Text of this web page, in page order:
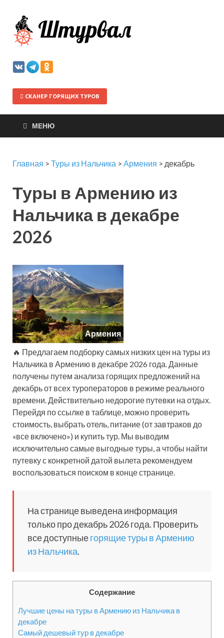
СКАНЕР ГОРЯЩИХ ТУРОВ
МЕНЮ
Главная > Туры из Нальчика > Армения > декабрь
Туры в Армению из
Нальчика в декабре
2026
Армения
🔥 Предлагаем подборку самых низких цен на туры из
Нальчика в Армению в декабре 2026 года. Данные
получены путем анализа горящих предложений на
декабрь от всех туроператоров в режиме реального
времени. Действительно недорогие путевки на отдых.
Перейдя по ссылке в таблице, можно проверить
стоимость, выбрать отель, питание (от завтраков до
«все включено») и купить тур. Мы выводим
исключительно самые выгодные туры, а чтобы найти
путевку с конкретной датой вылета рекомендуем
воспользоваться поиском в конце странице.
На странице выведена информация
только про декабрь 2026 года. Проверить
все доступныегорящие туры в Армению
из Нальчика.
Содержание
Лучшие цены на туры в Армению из Нальчика в
декабре
Самый дешевый тур в декабре